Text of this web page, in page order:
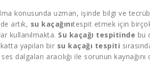
konusunda uzman, işinde bilgi ve
artık, su kaçağınıtespit etmek için
kullanılmakta. Su kaçağı tespitinde bu
yapılan bir su kaçağı tespiti
dalgaları aracılığı ile sorunun